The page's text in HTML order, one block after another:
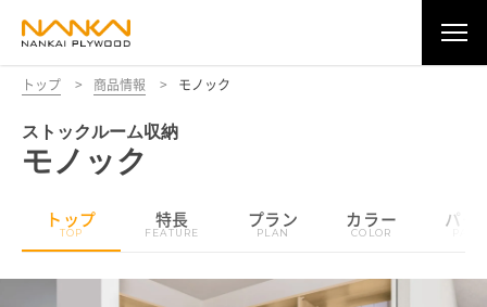
トップ > 商品情報 > モノック
ストックルーム収納
モノック
トップ 特長 プラン カラー パー